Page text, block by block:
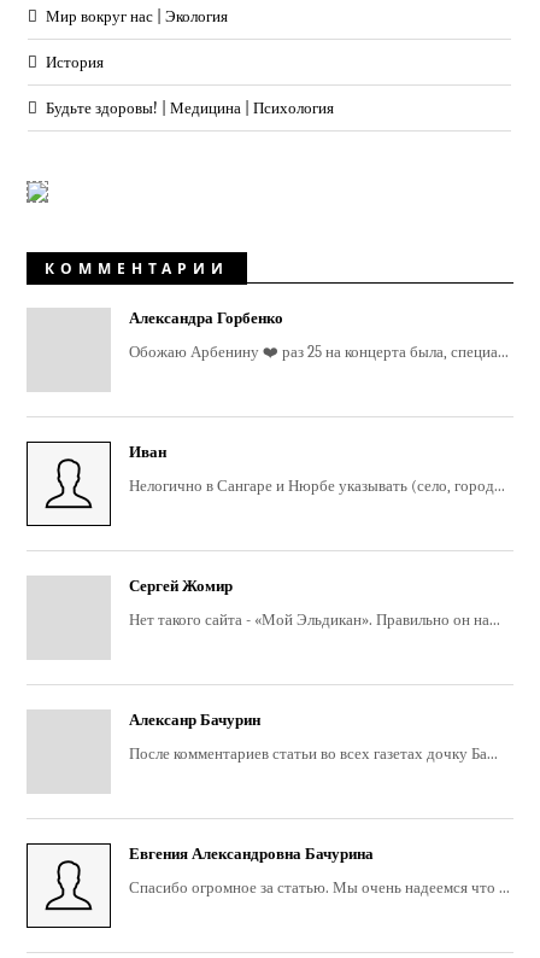
Мир вокруг нас | Экология
История
Будьте здоровы! | Медицина | Психология
КОММЕНТАРИИ
Александра Горбенко
Обожаю Арбенину ❤️ раз 25 на концерта была, специа...
Иван
Нелогично в Сангаре и Нюрбе указывать (село, город...
Сергей Жомир
Нет такого сайта - «Мой Эльдикан». Правильно он на...
Алексанр Бачурин
После комментариев статьи во всех газетах дочку Ба...
Евгения Александровна Бачурина
Спасибо огромное за статью. Мы очень надеемся что ...